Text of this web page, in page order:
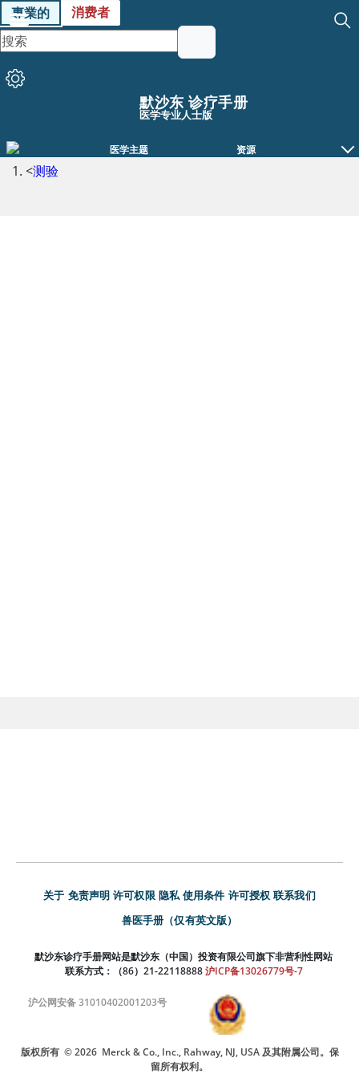
專業的 消费者
默沙东 诊疗手册
医学专业人士版
医学主题 资源
<测验
关于 免责声明 许可权限 隐私 使用条件 许可授权 联系我们
兽医手册（仅有英文版）
默沙东诊疗手册网站是默沙东（中国）投资有限公司旗下非营利性网站
联系方式：（86）21-22118888 沪ICP备13026779号-7
沪公网安备 31010402001203号
版权所有 © 2026 Merck & Co., Inc., Rahway, NJ, USA 及其附属公司。保
留所有权利。